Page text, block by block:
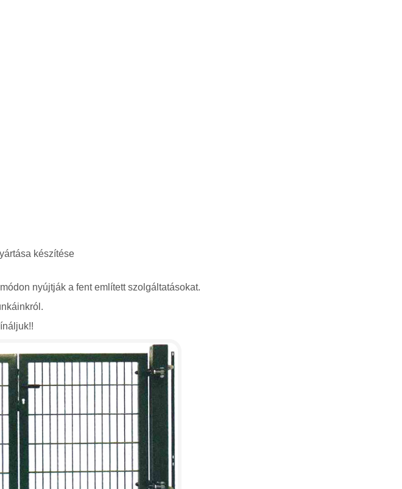
készítése
nyújtják a fent említett szolgáltatásokat.